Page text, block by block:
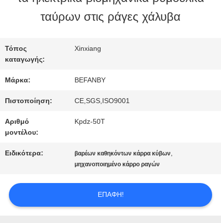
ΠΟΙΟΤΙΚΌΣ
ΈΛΕΓΧΟΣ
ΜΑΣ
ΕΛΆΤΕ
ΣΕ
ΕΠΑΦΉ
ΕΙΔΉΣΕΙΣ
ταύρων στις ράγες χάλυβα
Τόπος
καταγωγής:
Xinxiang
Μάρκα: BEFANBY
Πιστοποίηση: CE,SGS,ISO9001
Αριθμό
μοντέλου:
Kpdz-50T
Ειδικότερα: βαρέων καθηκόντων κάρρα κύβων,
μηχανοποιημένο κάρρο ραγών
ΕΠΑΦΉ!